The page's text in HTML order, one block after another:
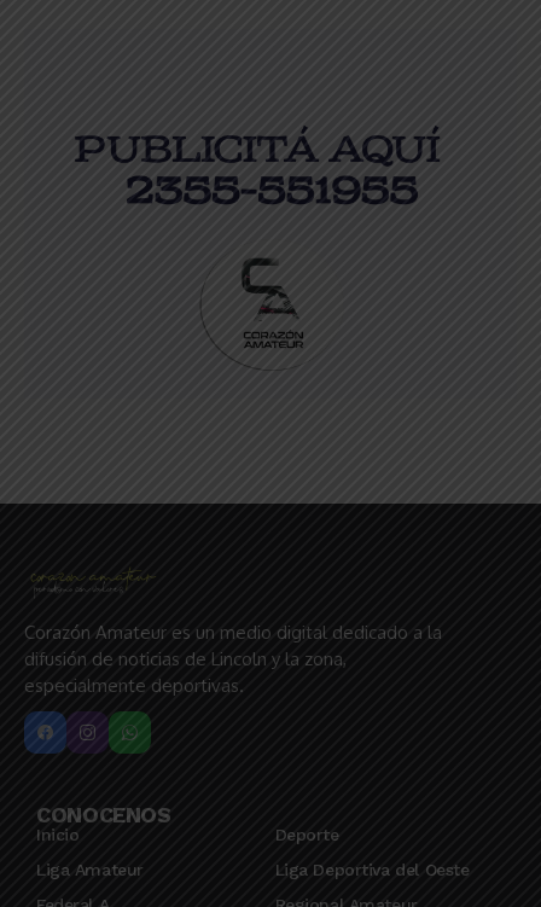
Corazón Amateur es un medio digital dedicado a la
difusión de noticias de Lincoln y la zona,
especialmente deportivas.
CONOCENOS
Inicio
Deporte
Liga Amateur
Liga Deportiva del Oeste